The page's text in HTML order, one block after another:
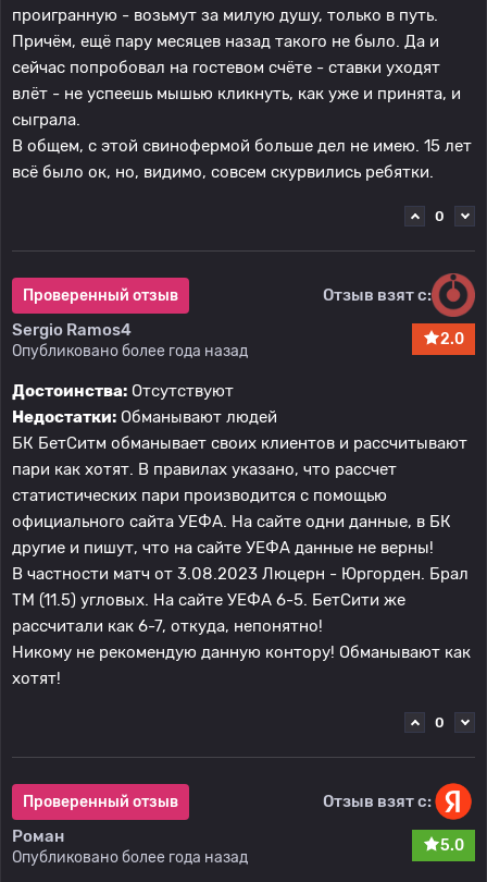
проигранную - возьмут за милую душу, только в путь.
Причём, ещё пару месяцев назад такого не было. Да и
сейчас попробовал на гостевом счёте - ставки уходят
влёт - не успеешь мышью кликнуть, как уже и принята, и
сыграла.
В общем, с этой свинофермой больше дел не имею. 15 лет
всё было ок, но, видимо, совсем скурвились ребятки.
0
Проверенный отзыв
Отзыв взят с:
Sergio Ramos4
Опубликовано более года назад
2.0
Достоинства: Отсутствуют
Недостатки: Обманывают людей
БК БетСитм обманывает своих клиентов и рассчитывают
пари как хотят. В правилах указано, что рассчет
статистических пари производится с помощью
официального сайта УЕФА. На сайте одни данные, в БК
другие и пишут, что на сайте УЕФА данные не верны!
В частности матч от 3.08.2023 Люцерн - Юргорден. Брал
ТМ (11.5) угловых. На сайте УЕФА 6-5. БетСити же
рассчитали как 6-7, откуда, непонятно!
Никому не рекомендую данную контору! Обманывают как
хотят!
0
Проверенный отзыв
Отзыв взят с:
Роман
Опубликовано более года назад
5.0